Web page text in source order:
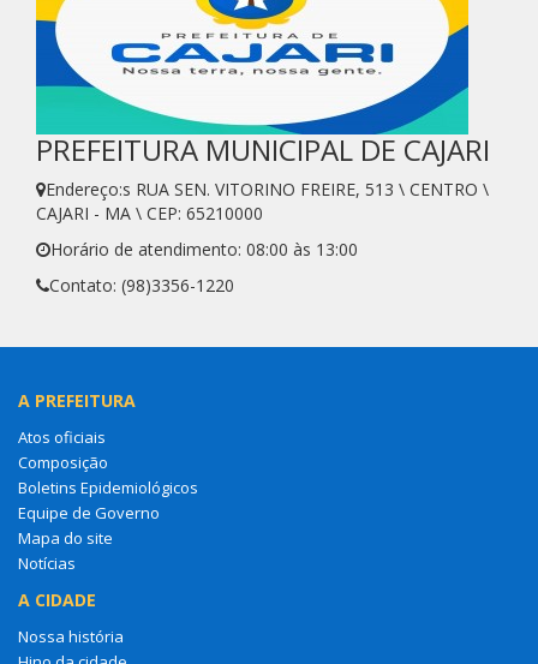
PREFEITURA MUNICIPAL DE CAJARI
Endereço:s RUA SEN. VITORINO FREIRE, 513 \ CENTRO \
CAJARI - MA \ CEP: 65210000
Horário de atendimento: 08:00 às 13:00
Contato: (98)3356-1220
A PREFEITURA
Atos oficiais
Composição
Boletins Epidemiológicos
Equipe de Governo
Mapa do site
Notícias
A CIDADE
Nossa história